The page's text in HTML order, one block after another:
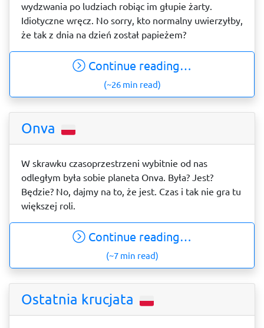
wydzwania po ludziach robiąc im głupie żarty.
Idiotyczne wręcz. No sorry, kto normalny uwierzyłby,
że tak z dnia na dzień został papieżem?
Continue reading…
(~26 min read)
Onva
W skrawku czasoprzestrzeni wybitnie od nas
odległym była sobie planeta Onva. Była? Jest?
Będzie? No, dajmy na to, że jest. Czas i tak nie gra tu
większej roli.
Continue reading…
(~7 min read)
Ostatnia krucjata